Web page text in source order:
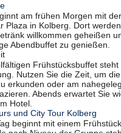
am frühen Morgen mit
Plaza in Kolberg. Dort
willkommen geheißen
Abendbuffet zu genießen.
Frühstücksbuffet
Nutzen Sie die Zeit, um
erkunden oder am
Abends erwartet Sie
Hotel.
und City Tour Kolberg
beginnt mit einem